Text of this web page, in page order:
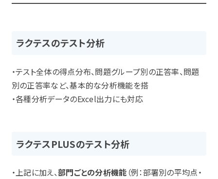
ラクテスのテスト分析
・テスト全体の得点分布、問題グループ別の正答率、問題
別の正答率など、基本的な分析機能を搭
・各種分析データのExcel出力にも対応
ラクテスPLUSのテスト分析
・上記に加え、部門ごとの分析機能 （例：部署別の平均点・